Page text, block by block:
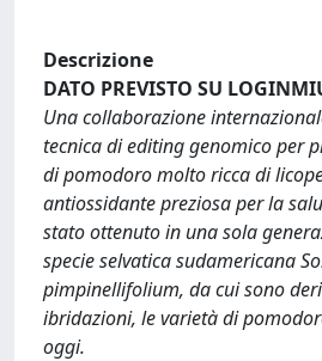
Descrizione
DATO PREVISTO SU
Una collaborazione
tecnica di editing genomico per
di pomodoro molto ricca di
antiossidante preziosa per la
stato ottenuto in una sola
specie selvatica sudamericana
pimpinellifolium, da cui sono
ibridazioni, le varietà di
oggi.